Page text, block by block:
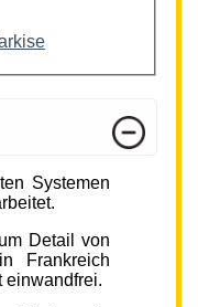
Systemen
Detail von
Frankreich
einwandfrei.